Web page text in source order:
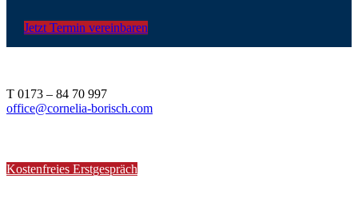
Jetzt Termin vereinbaren
T 0173 – 84 70 997
office@cornelia-borisch.com
Kostenfreies Erstgespräch